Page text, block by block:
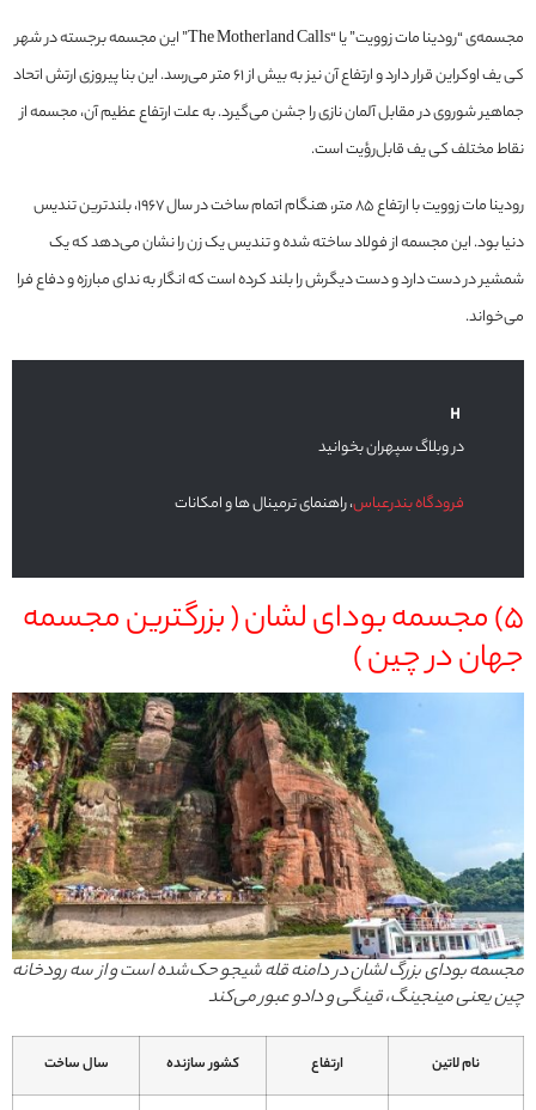
مجسمه‌ی “رودینا مات زوویت” یا “The Motherland Calls” این مجسمه برجسته در شهر
کی یف اوکراین قرار دارد و ارتفاع آن نیز به بیش از ۶۱ متر می‌رسد. این بنا پیروزی ارتش اتحاد
جماهیر شوروی در مقابل آلمان نازی را جشن می‌گیرد. به علت ارتفاع عظیم آن، مجسمه از
نقاط مختلف کی یف قابل‌رؤیت است.
رودینا مات زوویت با ارتفاع ۸۵ متر، هنگام اتمام ساخت در سال ۱۹۶۷، بلندترین تندیس
دنیا بود. این مجسمه از فولاد ساخته شده و تندیس یک زن را نشان می‌دهد که یک
شمشیر در دست دارد و دست دیگرش را بلند کرده است که انگار به ندای مبارزه و دفاع فرا
می‌خواند.
در وبلاگ سپهران بخوانید
فرودگاه بندرعباس، راهنمای ترمینال ها و امکانات
5) مجسمه بودای لشان ( بزرگترین مجسمه
جهان در چین )
مجسمه بودای بزرگ لشان در دامنه قله شیجو حک‌شده است و از سه رودخانه
چین یعنی مینجینگ، قینگی و دادو عبور می‌کند
نام لاتین ارتفاع کشور سازنده سال ساخت